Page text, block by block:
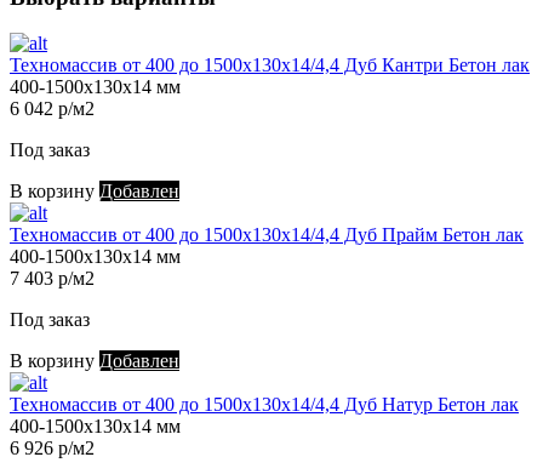
Техномассив от 400 до 1500х130х14/4,4 Дуб Кантри Бетон лак
400-1500х130х14 мм
6 042 р/м2
Под заказ
В корзину Добавлен
Техномассив от 400 до 1500х130х14/4,4 Дуб Прайм Бетон лак
400-1500х130х14 мм
7 403 р/м2
Под заказ
В корзину Добавлен
Техномассив от 400 до 1500х130х14/4,4 Дуб Натур Бетон лак
400-1500х130х14 мм
6 926 р/м2